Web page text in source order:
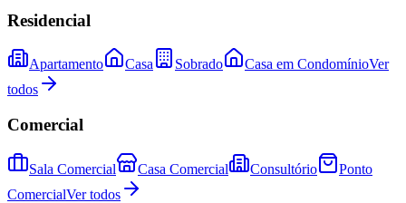
Residencial
Apartamento Casa Sobrado Casa em CondomínioVer
todos
Comercial
Sala Comercial Casa Comercial Consultório
Ponto
ComercialVer todos